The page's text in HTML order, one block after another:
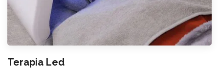
Terapia Led